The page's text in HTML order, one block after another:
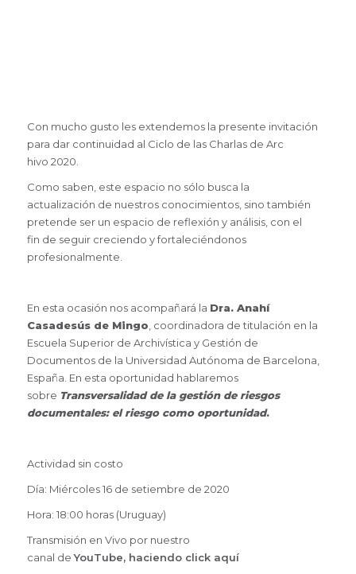
Con mucho gusto les extendemos la presente invitación
para dar continuidad al Ciclo de las Charlas de Arc
hivo 2020.
Como saben, este espacio no sólo busca la
actualización de nuestros conocimientos, sino también
pretende ser un espacio de reflexión y análisis, con el
fin de seguir creciendo y fortaleciéndonos
profesionalmente.
En esta ocasión nos acompañará la Dra. Anahí
Casadesús de Mingo, coordinadora de titulación en la
Escuela Superior de Archivística y Gestión de
Documentos de la Universidad Autónoma de Barcelona,
España. En esta oportunidad hablaremos
sobre Transversalidad de la gestión de riesgos
documentales: el riesgo como oportunidad.
Actividad sin costo
Día: Miércoles 16 de setiembre de 2020
Hora: 18:00 horas (Uruguay)
Transmisión en Vivo por nuestro
canal deYouTube, haciendo click aquí